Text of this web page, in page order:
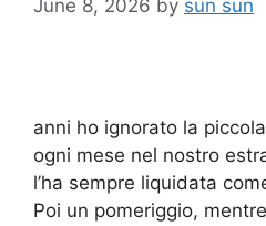
June 8, 2026 by sun sun
anni ho ignorato la
ogni mese nel nostro
l’ha sempre liquidata
Poi un pomeriggio,